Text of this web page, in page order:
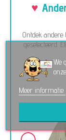
Ontdek
geselecteerd.
We
Meer informatie